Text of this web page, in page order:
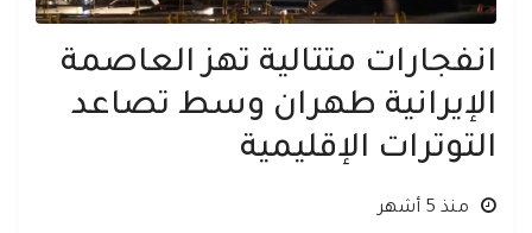
انفجارات متتالية تهز العاصمة
الإيرانية طهران وسط تصاعد
التوترات الإقليمية
منذ 5 أشهر